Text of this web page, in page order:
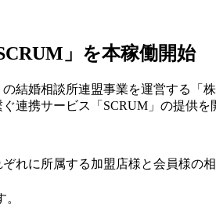
」を本稼働開始
結婚相談所連盟事業を運営する
連携サービス「SCRUM」の提供を
れに所属する加盟店様と会員様